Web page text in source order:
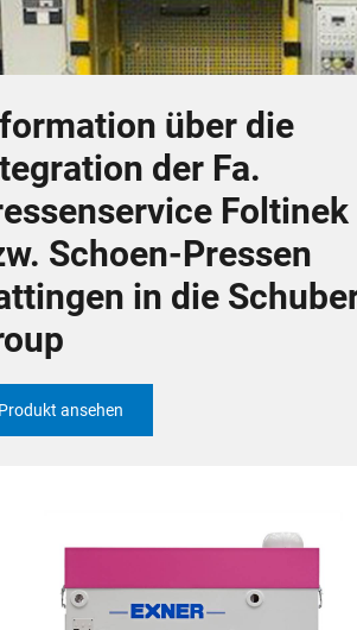
über die
der Fa.
Foltinek
Schoen-Pressen
in die
Produkt ansehen